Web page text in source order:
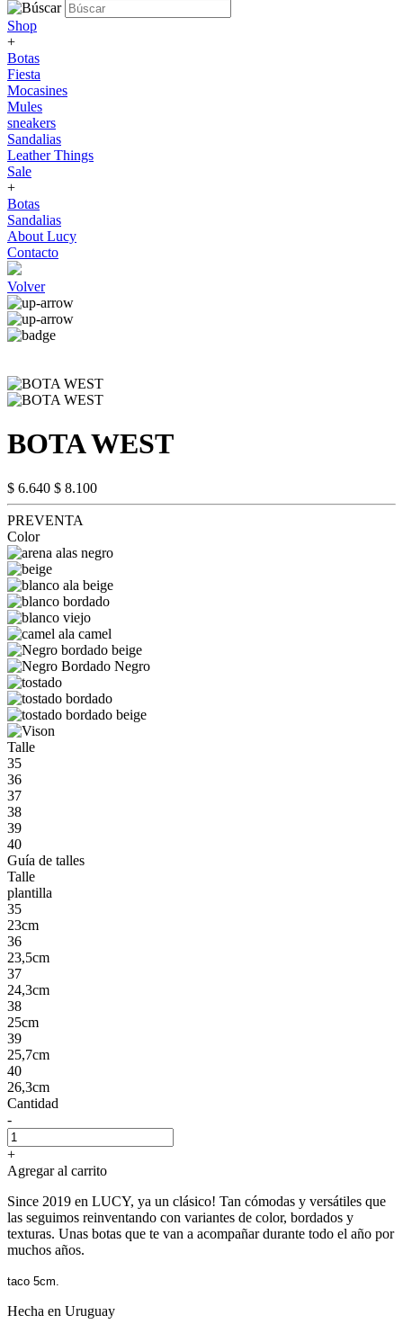
Shop
+
Botas
Fiesta
Mocasines
Mules
sneakers
Sandalias
Leather Things
Sale
+
Botas
Sandalias
About Lucy
Contacto
Volver
BOTA WEST
$ 6.640 $ 8.100
PREVENTA
Color
Talle
35
36
37
38
39
40
Guía de talles
Talle
plantilla
35
23cm
36
23,5cm
37
24,3cm
38
25cm
39
25,7cm
40
26,3cm
Cantidad
-
+
Agregar al carrito
Since 2019 en LUCY, ya un clásico! Tan cómodas y versátiles que
las seguimos reinventando con variantes de color, bordados y
texturas. Unas botas que te van a acompañar durante todo el año por
muchos años.
taco 5cm.
Hecha en Uruguay